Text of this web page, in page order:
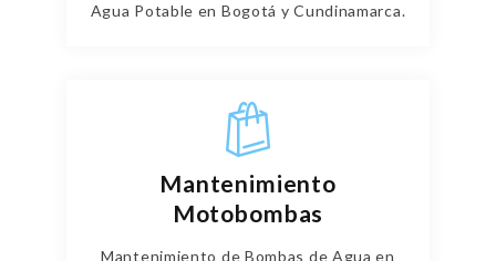
Agua Potable en Bogotá y Cundinamarca.
Mantenimiento
Motobombas
Mantenimiento de Bombas de Agua en